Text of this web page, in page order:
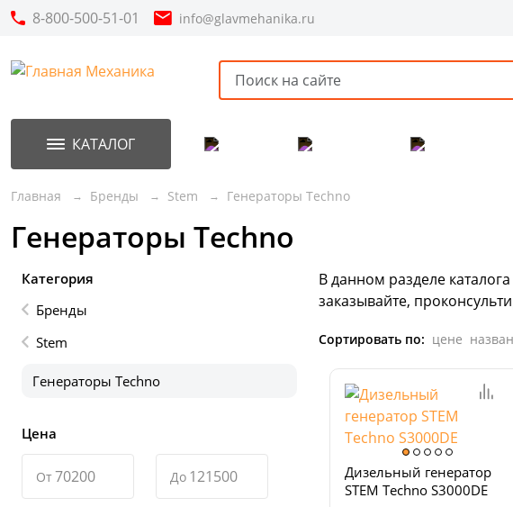
8-800-500-51-01 info@glavmehanika.ru
КАТАЛОГ
Главная Бренды Stem Генераторы Techno
Генераторы Techno
Категория
Бренды
Stem
Генераторы Techno
Цена
От До
В данном разделе
заказывайте,
Сортировать по: цене
Дизельный генератор
STEM Techno S3000DE